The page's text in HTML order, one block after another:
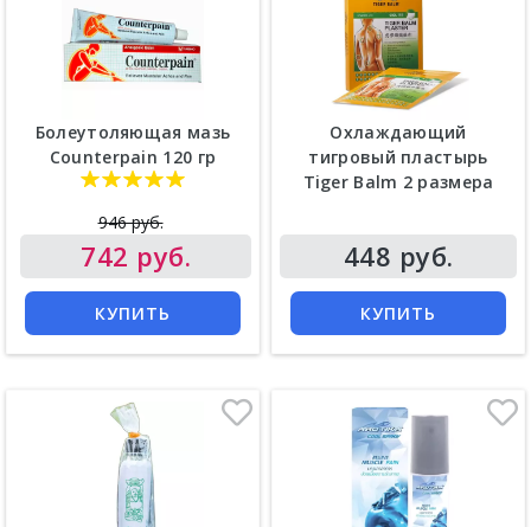
Болеутоляющая мазь
Counterpain 120 гр
946 руб.
742 руб.
КУПИТЬ
Охлаждающий
тигровый пластырь
Tiger Balm 2 размера
448 руб.
КУПИТЬ